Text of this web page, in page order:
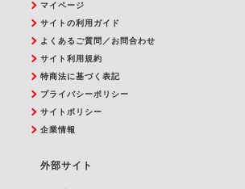
マイページ
サイトの利用ガイド
よくあるご質問／お問合わせ
サイト利用規約
特商法に基づく表記
プライバシーポリシー
サイトポリシー
企業情報
外部サイト